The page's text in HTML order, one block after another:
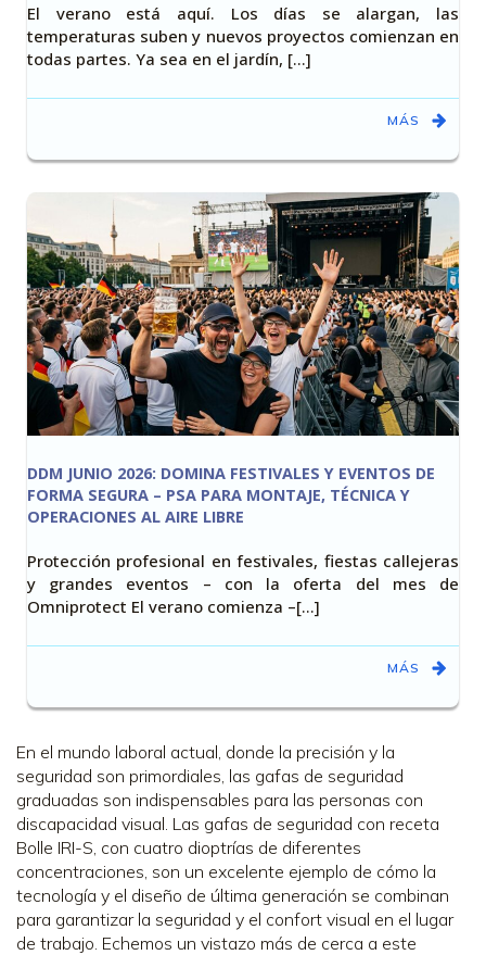
El verano está aquí. Los días se alargan, las
temperaturas suben y nuevos proyectos comienzan en
todas partes. Ya sea en el jardín, [...]
MÁS
DDM JUNIO 2026: DOMINA FESTIVALES Y EVENTOS DE
FORMA SEGURA – PSA PARA MONTAJE, TÉCNICA Y
OPERACIONES AL AIRE LIBRE
Protección profesional en festivales, fiestas callejeras
y grandes eventos – con la oferta del mes de
Omniprotect El verano comienza –[…]
MÁS
En el mundo laboral actual, donde la precisión y la
seguridad son primordiales, las gafas de seguridad
graduadas son indispensables para las personas con
discapacidad visual. Las gafas de seguridad con receta
Bolle IRI-S, con cuatro dioptrías de diferentes
concentraciones, son un excelente ejemplo de cómo la
tecnología y el diseño de última generación se combinan
para garantizar la seguridad y el confort visual en el lugar
de trabajo. Echemos un vistazo más de cerca a este